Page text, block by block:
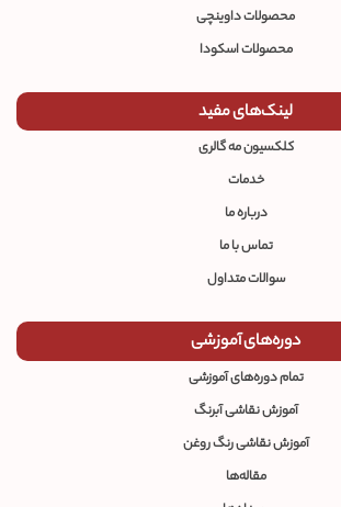
محصولات داوینچی
محصولات اسکودا
لینک‌های مفید
کلکسیون مه گالری
خدمات
درباره ما
تماس با ما
سوالات متداول
دوره‌های آموزشی
تمام دوره‌های آموزشی
آموزش نقاشی آبرنگ
آموزش نقاشی رنگ روغن
مقاله‌ها